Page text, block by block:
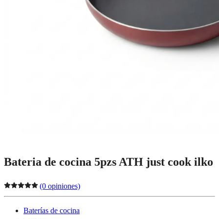
Bateria de cocina 5pzs ATH just cook ilko
(0 opiniones)
Baterías de cocina